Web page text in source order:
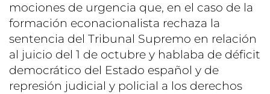
mociones de urgencia que, en el caso de la
formación econacionalista rechaza la
sentencia del Tribunal Supremo en relación
al juicio del 1 de octubre y hablaba de déficit
democrático del Estado español y de
represión judicial y policial a los derechos